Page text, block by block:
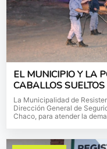
EL MUNICIPIO Y LA
CABALLOS
La Municipalidad de
Dirección General de
Chaco, para atender la